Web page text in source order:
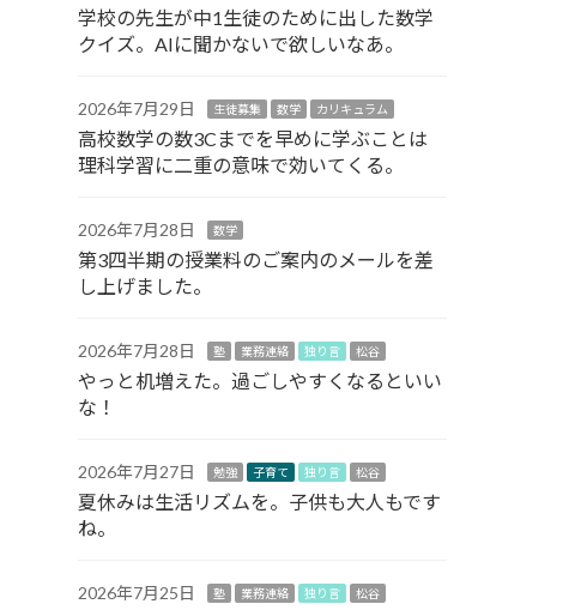
学校の先生が中1生徒のために出した数学
クイズ。AIに聞かないで欲しいなあ。
2026年7月29日 生徒募集 数学 カリキュラム
高校数学の数3Cまでを早めに学ぶことは
理科学習に二重の意味で効いてくる。
2026年7月28日 数学
第3四半期の授業料のご案内のメールを差
し上げました。
2026年7月28日 塾 業務連絡 独り言 松谷
やっと机増えた。過ごしやすくなるといい
な！
2026年7月27日 勉強 子育て 独り言 松谷
夏休みは生活リズムを。子供も大人もです
ね。
2026年7月25日 塾 業務連絡 独り言 松谷